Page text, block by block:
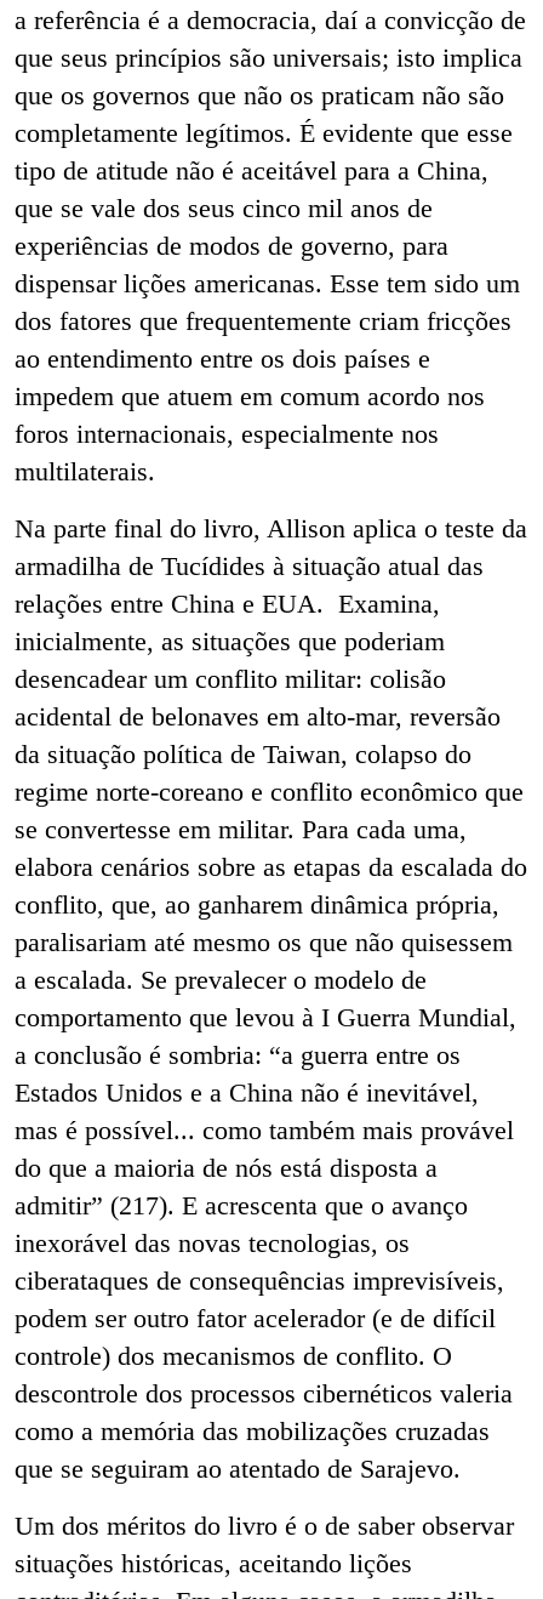
a referência é a democracia, daí a convicção de
que seus princípios são universais; isto implica
que os governos que não os praticam não são
completamente legítimos. É evidente que esse
tipo de atitude não é aceitável para a China,
que se vale dos seus cinco mil anos de
experiências de modos de governo, para
dispensar lições americanas. Esse tem sido um
dos fatores que frequentemente criam fricções
ao entendimento entre os dois países e
impedem que atuem em comum acordo nos
foros internacionais, especialmente nos
multilaterais.
Na parte final do livro, Allison aplica o teste da
armadilha de Tucídides à situação atual das
relações entre China e EUA. Examina,
inicialmente, as situações que poderiam
desencadear um conflito militar: colisão
acidental de belonaves em alto-mar, reversão
da situação política de Taiwan, colapso do
regime norte-coreano e conflito econômico que
se convertesse em militar. Para cada uma,
elabora cenários sobre as etapas da escalada do
conflito, que, ao ganharem dinâmica própria,
paralisariam até mesmo os que não quisessem
a escalada. Se prevalecer o modelo de
comportamento que levou à I Guerra Mundial,
a conclusão é sombria: “a guerra entre os
Estados Unidos e a China não é inevitável,
mas é possível... como também mais provável
do que a maioria de nós está disposta a
admitir” (217). E acrescenta que o avanço
inexorável das novas tecnologias, os
ciberataques de consequências imprevisíveis,
podem ser outro fator acelerador (e de difícil
controle) dos mecanismos de conflito. O
descontrole dos processos cibernéticos valeria
como a memória das mobilizações cruzadas
que se seguiram ao atentado de Sarajevo.
Um dos méritos do livro é o de saber observar
situações históricas, aceitando lições